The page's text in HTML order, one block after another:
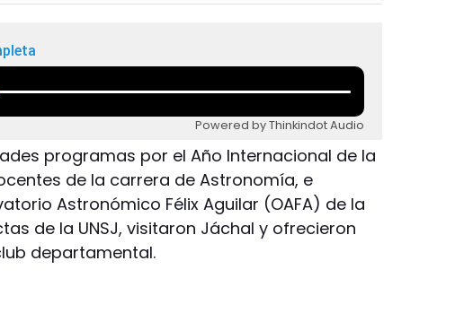
Powered by Thinkindot Audio
programas por el Año Internacional de la
de la carrera de Astronomía, e
Astronómico Félix Aguilar (OAFA) de la
de la UNSJ, visitaron Jáchal y ofrecieron
departamental.